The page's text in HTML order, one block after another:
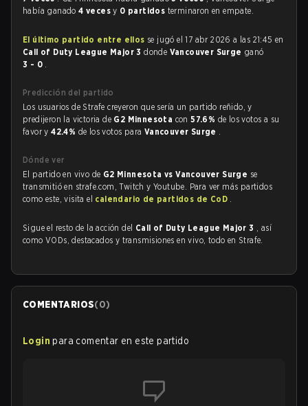
había ganado4 vecesy 0 partidos terminaron en empate.
El último partido entre ellos se jugó el 17 abr 2026 a las 21:45 en
Call of Duty League Major 3donde Vancouver Surge ganó
3 - 0 .
Predicción del partido
Los usuarios de Strafe creyeron que sería un partido reñido, y
predijeron la victoria de G2 Minnesota con57.6% de los votos a su
favor y42.4% de los votos para Vancouver Surge .
Dónde ver
El partido en vivo de G2 Minnesota vs Vancouver Surge se
transmitió en strafe.com, Twitch y Youtube. Para ver más partidos
como este, visita el calendario de partidos de CoD .
Sigue el resto de la acción del Call of Duty League Major 3 , así
como VODs, destacados y transmisiones en vivo, todo en Strafe.
COMENTARIOS(0)
Login para comentar en este partido